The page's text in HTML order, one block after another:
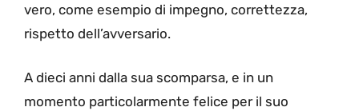
vero, come esempio di impegno, correttezza,
rispetto dell’avversario.
A dieci anni dalla sua scomparsa, e in un
momento particolarmente felice per il suo